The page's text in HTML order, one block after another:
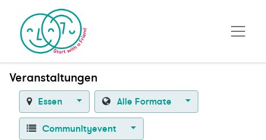
Veranstaltungen
Essen Alle Formate
Communityevent